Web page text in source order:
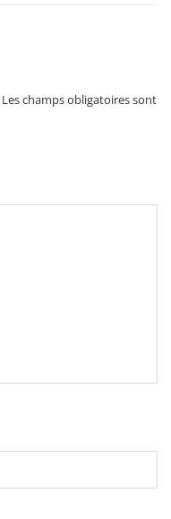
Les champs obligatoires sont